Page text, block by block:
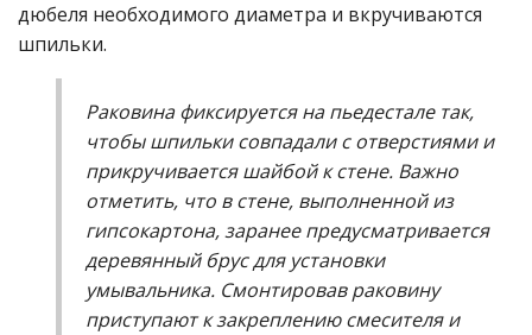
дюбеля необходимого диаметра и вкручиваются
шпильки.
Раковина фиксируется напьедесталетак,
чтобы шпильки совпадали с отверстиями и
прикручивается шайбой к стене. Важно
отметить, что в стене, выполненной из
гипсокартона, заранее предусматривается
деревянный брус для установки
умывальника. Смонтировав раковину
приступают к закреплению смесителя и